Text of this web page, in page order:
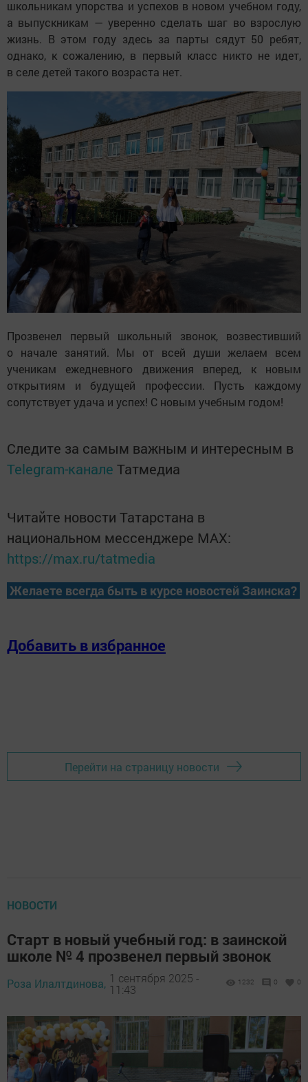
школьникам упорства и успехов в новом учебном году,
а выпускникам — уверенно сделать шаг во взрослую
жизнь. В этом году здесь за парты сядут 50 ребят,
однако, к сожалению, в первый класс никто не идет,
в селе детей такого возраста нет.
Прозвенел первый школьный звонок, возвестивший
о начале занятий. Мы от всей души желаем всем
ученикам ежедневного движения вперед, к новым
открытиям и будущей профессии. Пусть каждому
сопутствует удача и успех! С новым учебным годом!
Следите за самым важным и интересным в
Telegram-канале Татмедиа
Читайте новости Татарстана в
национальном мессенджере MАХ:
https://max.ru/tatmedia
Желаете всегда быть в курсе новостей Заинска?
Добавить в избранное
Перейти на страницу новости
НОВОСТИ
Старт в новый учебный год: в заинской
школе № 4 прозвенел первый звонок
Роза Илалтдинова, 1 сентября 2025 -
11:43
1232 0 0